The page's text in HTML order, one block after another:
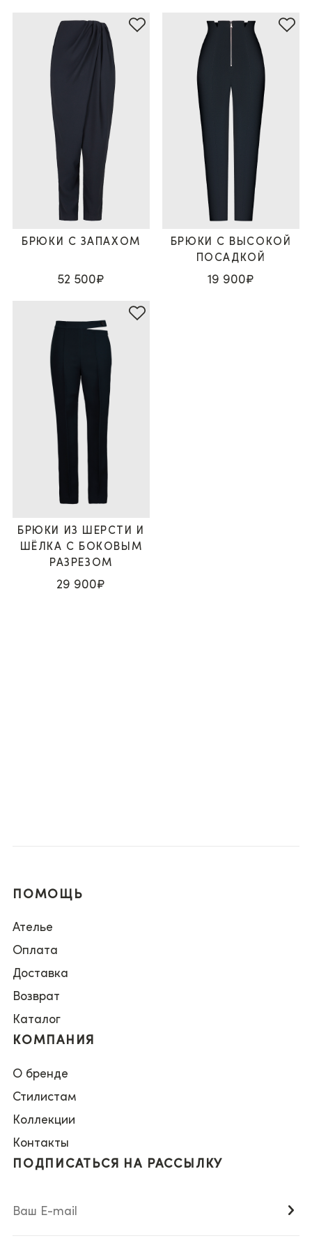
БРЮКИ С ЗАПАХОМ
52 500₽
БРЮКИ С ВЫСОКОЙ
ПОСАДКОЙ
19 900₽
БРЮКИ ИЗ ШЕРСТИ И
ШЁЛКА С БОКОВЫМ
РАЗРЕЗОМ
29 900₽
ПОМОЩЬ
Ателье
Оплата
Доставка
Возврат
Каталог
КОМПАНИЯ
О бренде
Стилистам
Коллекции
Контакты
ПОДПИСАТЬСЯ НА РАССЫЛКУ